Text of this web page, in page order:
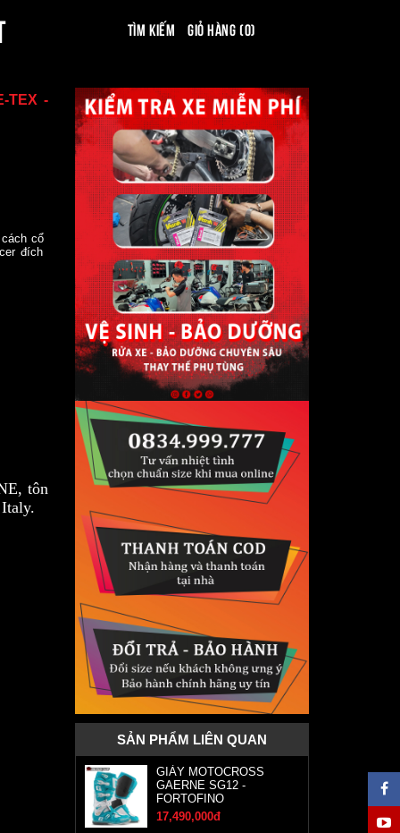
Tìm kiếm Giỏ hàng (0)
TEX -
cổ
đích
tôn
SẢN PHẨM LIÊN QUAN
GIÀY MOTOCROSS
GAERNE SG12 -
FORTOFINO
17,490,000đ